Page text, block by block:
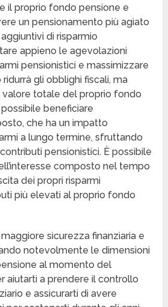
il proprio fondo pensione e
un pensionamento più agiato
di risparmio
appieno le agevolazioni
pensionistici e massimizzare
gli obblighi fiscali, ma
valore totale del proprio fondo
beneficiare
che ha un impatto
a lungo termine, sfruttando
pensionistici. È possibile
composto nel tempo
dei propri risparmi
più elevati al proprio fondo
sicurezza finanziaria e
notevolmente le dimensioni
al momento del
aiutarti a prendere il controllo
e assicurarti di avere